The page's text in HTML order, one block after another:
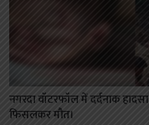
नगरदा वॉटरफॉल में दर्दनाक
फिसलकर मौत।